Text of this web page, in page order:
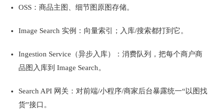
OSS：商品主图、细节图原图存储。
Image Search 实例：向量索引；入库/搜索都打到它。
Ingestion Service（异步入库）：消费队列，把每个商户商
品图入库到 Image Search。
Search API 网关：对前端/小程序/商家后台暴露统一“以图找
货”接口。